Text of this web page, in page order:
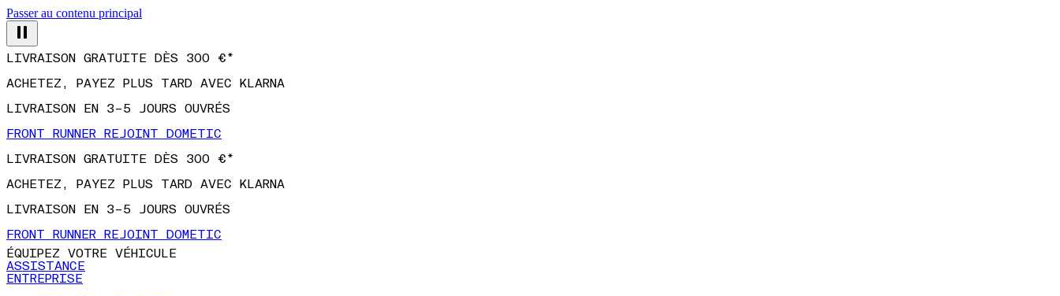
Passer au contenu principal
LIVRAISON GRATUITE DÈS 300 €*
ACHETEZ, PAYEZ PLUS TARD AVEC KLARNA
LIVRAISON EN 3–5 JOURS OUVRÉS
FRONT RUNNER REJOINT DOMETIC
LIVRAISON GRATUITE DÈS 300 €*
ACHETEZ, PAYEZ PLUS TARD AVEC KLARNA
LIVRAISON EN 3–5 JOURS OUVRÉS
FRONT RUNNER REJOINT DOMETIC
ÉQUIPEZ VOTRE VÉHICULE
ASSISTANCE
ENTREPRISE